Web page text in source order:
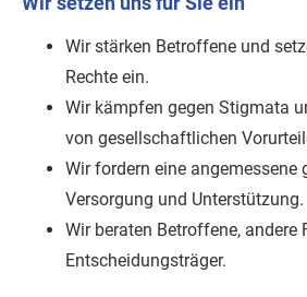
Wir stärken Betroffene und
Rechte ein.
Wir kämpfen gegen Stigmata
von gesellschaftlichen
Wir fordern eine angemessene
Versorgung und Unterstützung.
Wir beraten Betroffene, andere
Entscheidungsträger.